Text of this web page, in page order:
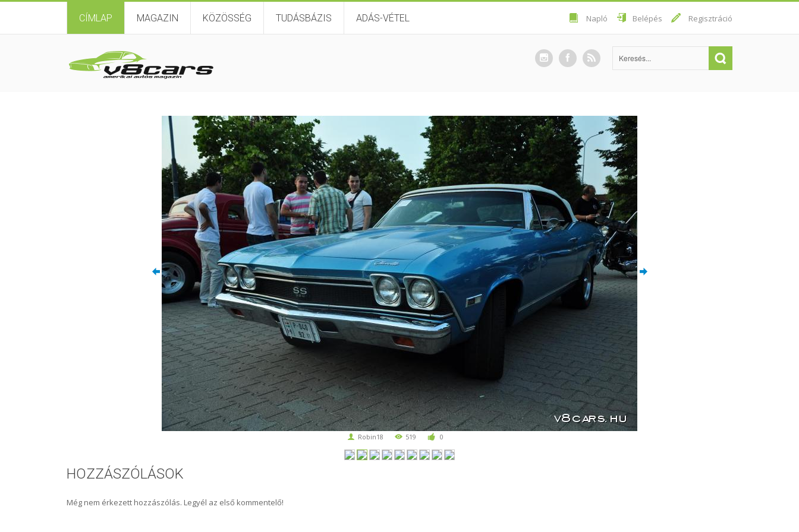
CÍMLAP MAGAZIN KÖZÖSSÉG TUDÁSBÁZIS ADÁS-VÉTEL Napló Belépés Regisztráció
Robin18 519 0
HOZZÁSZÓLÁSOK
Még nem érkezett hozzászólás. Legyél az első kommentelő!